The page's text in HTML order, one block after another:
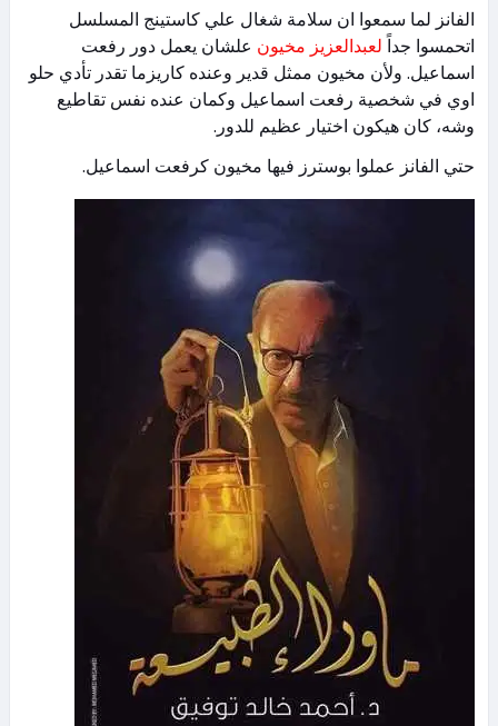
الفانز لما سمعوا ان سلامة شغال علي كاستينج المسلسل
اتحمسوا جداًلعبدالعزيز مخيون علشان يعمل دور رفعت
اسماعيل. ولأن مخيون ممثل قدير وعنده كاريزما تقدر تأدي حلو
اوي في شخصية رفعت اسماعيل وكمان عنده نفس تقاطيع
وشه، كان هيكون اختيار عظيم للدور.
حتي الفانز عملوا بوسترز فيها مخيون كرفعت اسماعيل.